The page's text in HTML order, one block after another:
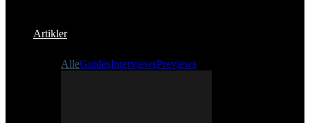
Artikler
AlleGuidesInterviewsPreviews